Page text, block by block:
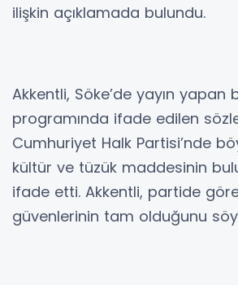
ilişkin açıklamada bulundu.
Akkentli, Söke’de yayın yapan
programında ifade edilen
Cumhuriyet Halk Partisi’nde
kültür ve tüzük maddesinin
ifade etti. Akkentli, partide
güvenlerinin tam olduğunu